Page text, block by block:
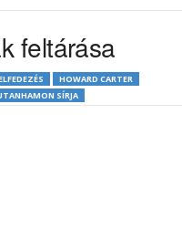
feltárása
HOWARD CARTER
SÍRJA